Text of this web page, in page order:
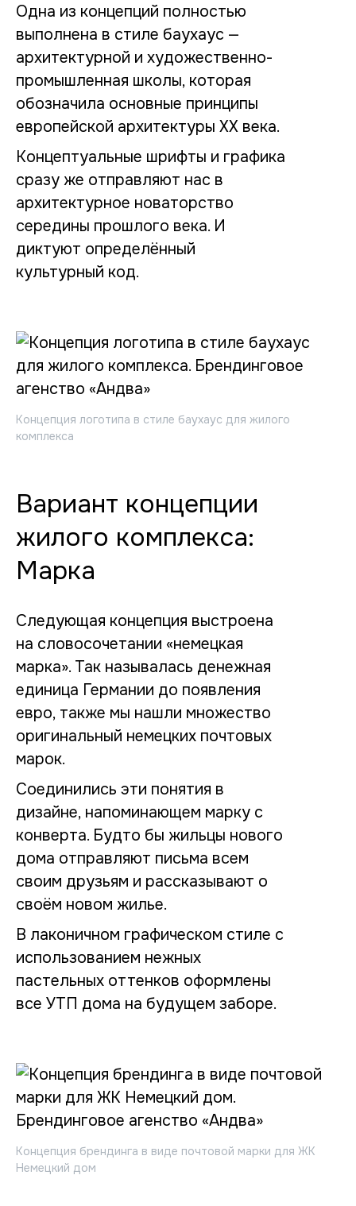
Одна из концепций полностью
выполнена в стиле баухаус —
архитектурной и художественно-
промышленная школы, которая
обозначила основные принципы
европейской архитектуры ХХ века.
Концептуальные шрифты и графика
сразу же отправляют нас в
архитектурное новаторство
середины прошлого века. И
диктуют определённый
культурный код.
Концепция логотипа в стиле баухаус для жилого
комплекса
Вариант концепции
жилого комплекса:
Марка
Следующая концепция выстроена
на словосочетании «немецкая
марка». Так называлась денежная
единица Германии до появления
евро, также мы нашли множество
оригинальный немецких почтовых
марок.
Соединились эти понятия в
дизайне, напоминающем марку с
конверта. Будто бы жильцы нового
дома отправляют письма всем
своим друзьям и рассказывают о
своём новом жилье.
В лаконичном графическом стиле с
использованием нежных
пастельных оттенков оформлены
все УТП дома на будущем заборе.
Концепция брендинга в виде почтовой марки для ЖК
Немецкий дом